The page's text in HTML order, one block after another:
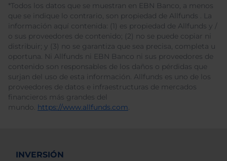
*Todos los datos que se muestran en EBN Banco, a menos
que se indique lo contrario, son propiedad de Allfunds . La
información aquí contenida: (1) es propiedad de Allfunds y /
o sus proveedores de contenido; (2) no se puede copiar ni
distribuir; y (3) no se garantiza que sea precisa, completa u
oportuna. Ni Allfunds ni EBN Banco ni sus proveedores de
contenido son responsables de los daños o pérdidas que
surjan del uso de esta información. Allfunds es uno de los
proveedores de datos e infraestructuras de mercados
financieros más grandes del
mundo. https://www.allfunds.com.
INVERSIÓN